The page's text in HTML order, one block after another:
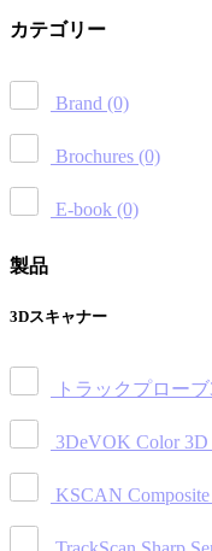
カテゴリー
Brand (0)
Brochures (0)
E-book (0)
製品
3Dスキャナー
トラックプロー
3DeVOK Color 3D
KSCAN Composite